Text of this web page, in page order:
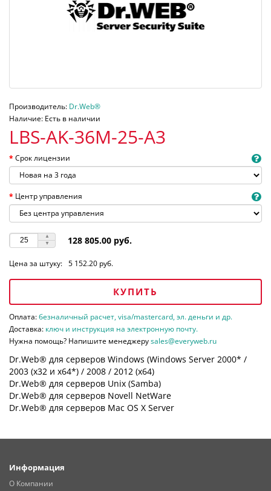
Производитель: Dr.Web®
Наличие: Есть в наличии
LBS-AK-36M-25-A3
Срок лицензии
Центр управления
128 805.00 руб.
Цена за штуку: 5 152.20 руб.
КУПИТЬ
Оплата:безналичный расчет, visa/mastercard, эл. деньги и др.
Доставка: ключ и инструкция на электронную почту.
Нужна помощь? Напишите менеджеруsales@everyweb.ru
Dr.Web® для серверов Windows (Windows Server 2000* /
2003 (х32 и х64*) / 2008 / 2012 (х64)
Dr.Web® для серверов Unix (Samba)
Dr.Web® для серверов Novell NetWare
Dr.Web® для серверов Mac OS X Server
Информация
О Компании